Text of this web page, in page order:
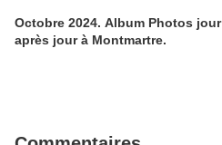
Octobre 2024. Album Photos jour
après jour à Montmartre.